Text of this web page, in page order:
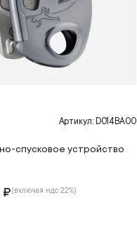
Артикул: D014BA00
спусковое устройство
₽(включая ндс 22%)